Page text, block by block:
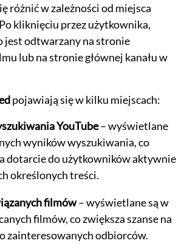
różnić w zależności od miejsca
kliknięciu przez użytkownika,
jest odtwarzany na stronie
lub na stronie głównej kanału w
pojawiają się w kilku miejscach:
YouTube– wyświetlane
wyników wyszukiwania, co
dotarcie do użytkowników aktywnie
określonych treści.
filmów– wyświetlane są w
filmów, co zwiększa szanse na
zainteresowanych odbiorców.